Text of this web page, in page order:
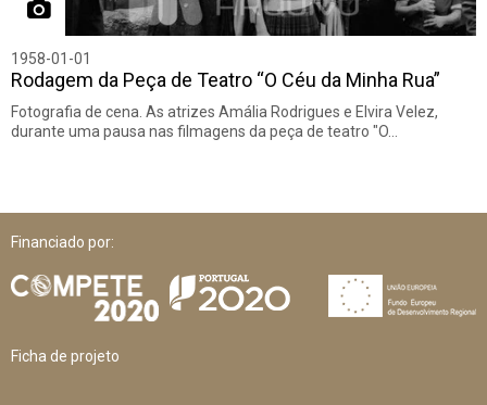
1958-01-01
Rodagem da Peça de Teatro “O Céu da Minha Rua”
Fotografia de cena. As atrizes Amália Rodrigues e Elvira Velez,
durante uma pausa nas filmagens da peça de teatro "O…
Financiado por:
Ficha de projeto